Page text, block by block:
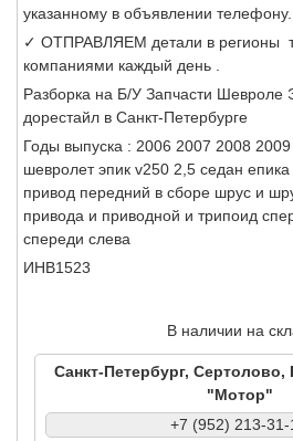
указанному в объявлении телефону.
✓ ОТПРАВЛЯЕМ детали в регионы
компаниями каждый день .
Разборка на Б/У Запчасти Шевроле
дорестайл в Санкт-Петербурге
Годы выпуска : 2006 2007 2008
шевролет эпик v250 2,5 седан
привод передний в сборе шрус и
привода и приводной и трипоид
спереди слева
ИНВ1523
В наличии на
Санкт-Петербург, Сертолово,
"Мотор"
+7 (952) 213-31-